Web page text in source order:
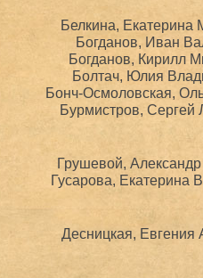
Белкина, Екатерина
Богданов, Иван
Богданов, Кирилл
Болтач, Юлия
Бонч-Осмоловская,
Бурмистров, Сергей
Грушевой,
Гусарова, Екатерина
Десницкая, Евгения